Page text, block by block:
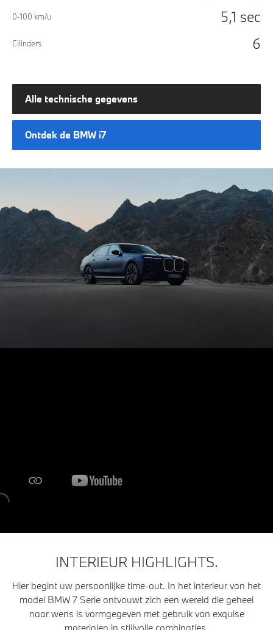
0-100 km/u 5,1 sec
Cilinders 6
Alle technische gegevens
Ontdek de BMW i7
INTERIEUR HIGHLIGHTS.
Hier begint uw persoonlijke time-out. In het interieur van het
model BMW 7 Serie ontvouwt zich een wereld die geheel
naar wens is vormgegeven met gebruik van exquise
materialen in stijlvolle combinaties.